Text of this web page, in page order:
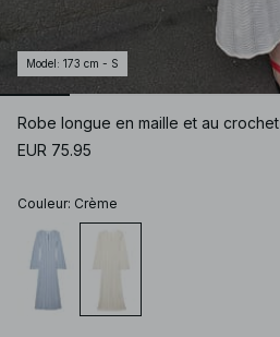
Model : 173 cm - S
Robe longue en maille et au crochet
EUR 75.95
Couleur: Crème